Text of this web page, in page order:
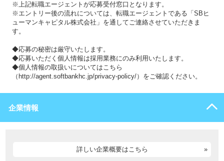
※上記転職エージェントが応募受付窓口となります。
※エントリー後の流れについては、転職エージェントである「SBヒ
ューマンキャピタル株式会社」を通してご連絡させていただきま
す。
◆応募の秘密は厳守いたします。
◆応募いただく個人情報は採用業務にのみ利用いたします。
◆個人情報の取扱いについてはこちら
（http://agent.softbankhc.jp/privacy-policy/）をご確認ください。
企業情報
詳しい企業概要はこちら